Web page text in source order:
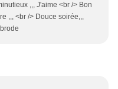
,,, J'aime <br /> Bon
,,, <br /> Douce soirée,,,